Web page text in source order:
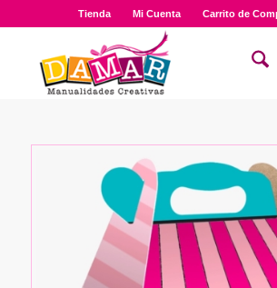
Tienda Mi Cuenta Carrito de